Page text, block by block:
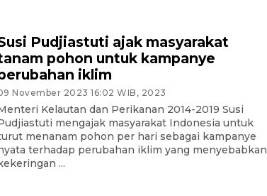
Pudjiastuti ajak masyarakat
pohon untuk kampanye
iklim
November 2023 16:02 WIB, 2023
Kelautan dan Perikanan 2014-2019 Susi
mengajak masyarakat Indonesia untuk
menanam pohon per hari sebagai kampanye
terhadap perubahan iklim yang menyebabkan
...